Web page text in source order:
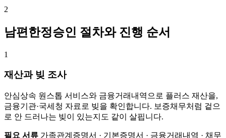
2
남편한정승인 절차와 진행 순서
1
재산과 빚 조사
안심상속 원스톱 서비스와 금융거래내역으로 플러스 재산을,
금융기관·국세청 자료로 빚을 확인합니다. 보증채무처럼 겉으
로 안 드러나는 빚이 있는지도 같이 살핍니다.
필요 서류 가족관계증명서 · 기본증명서 · 금융거래내역 · 채무